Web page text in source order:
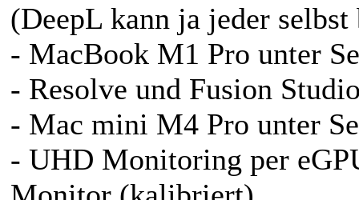
(DeepL kann ja jeder selbst
- MacBook M1 Pro unter
- Resolve und Fusion
- Mac mini M4 Pro unter
- UHD Monitoring per